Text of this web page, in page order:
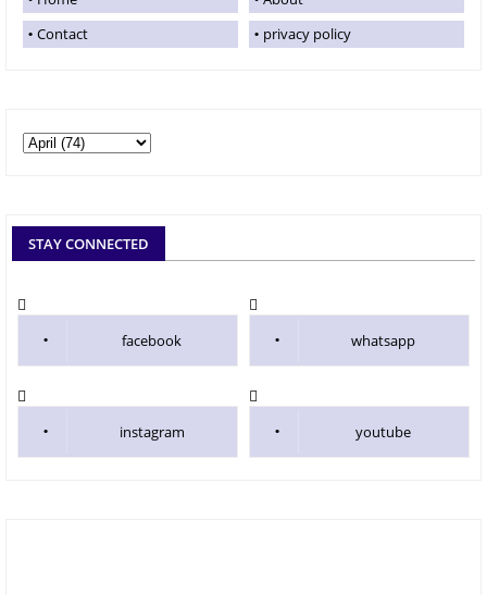
Contact
privacy policy
STAY CONNECTED
facebook whatsapp
instagram youtube